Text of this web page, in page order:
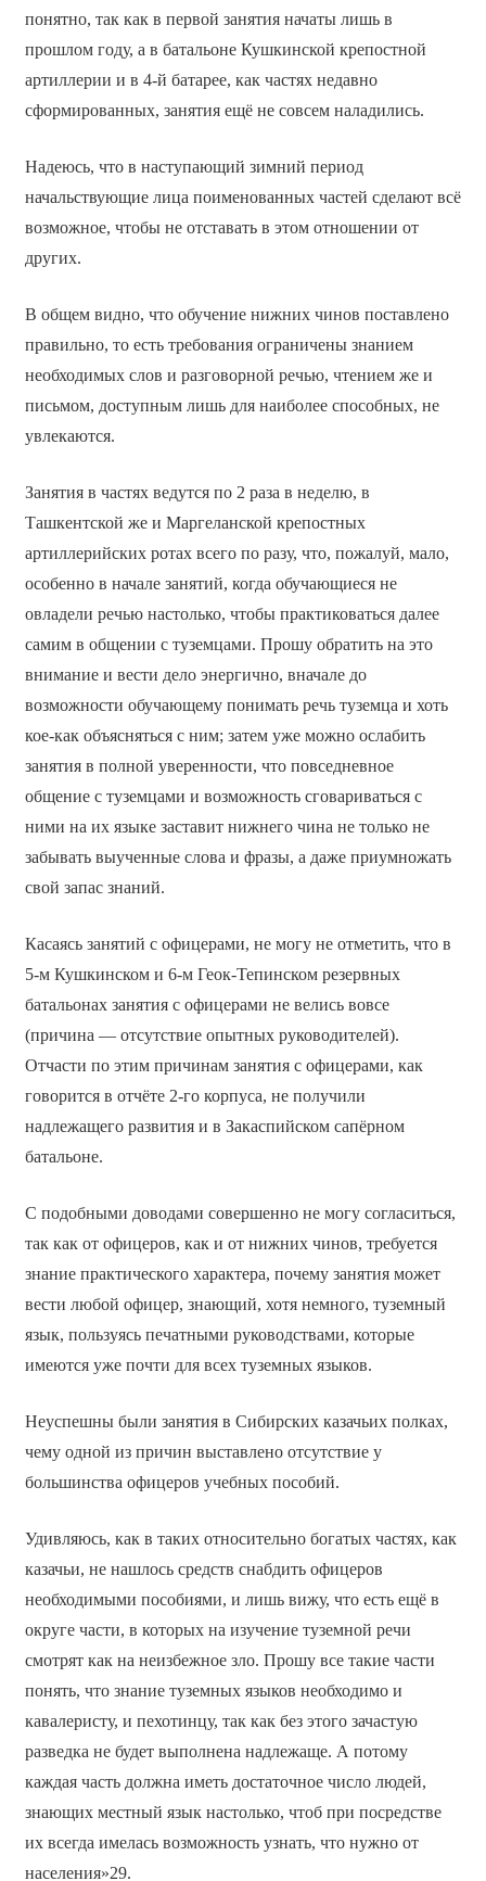
понятно, так как в первой занятия начаты лишь в
прошлом году, а в батальоне Кушкинской крепостной
артиллерии и в 4-й батарее, как частях недавно
сформированных, занятия ещё не совсем наладились.
Надеюсь, что в наступающий зимний период
начальствующие лица поименованных частей сделают всё
возможное, чтобы не отставать в этом отношении от
других.
В общем видно, что обучение нижних чинов поставлено
правильно, то есть требования ограничены знанием
необходимых слов и разговорной речью, чтением же и
письмом, доступным лишь для наиболее способных, не
увлекаются.
Занятия в частях ведутся по 2 раза в неделю, в
Ташкентской же и Маргеланской крепостных
артиллерийских ротах всего по разу, что, пожалуй, мало,
особенно в начале занятий, когда обучающиеся не
овладели речью настолько, чтобы практиковаться далее
самим в общении с туземцами. Прошу обратить на это
внимание и вести дело энергично, вначале до
возможности обучающему понимать речь туземца и хоть
кое-как объясняться с ним; затем уже можно ослабить
занятия в полной уверенности, что повседневное
общение с туземцами и возможность сговариваться с
ними на их языке заставит нижнего чина не только не
забывать выученные слова и фразы, а даже приумножать
свой запас знаний.
Касаясь занятий с офицерами, не могу не отметить, что в
5-м Кушкинском и 6-м Геок-Тепинском резервных
батальонах занятия с офицерами не велись вовсе
(причина — отсутствие опытных руководителей).
Отчасти по этим причинам занятия с офицерами, как
говорится в отчёте 2-го корпуса, не получили
надлежащего развития и в Закаспийском сапёрном
батальоне.
С подобными доводами совершенно не могу согласиться,
так как от офицеров, как и от нижних чинов, требуется
знание практического характера, почему занятия может
вести любой офицер, знающий, хотя немного, туземный
язык, пользуясь печатными руководствами, которые
имеются уже почти для всех туземных языков.
Неуспешны были занятия в Сибирских казачьих полках,
чему одной из причин выставлено отсутствие у
большинства офицеров учебных пособий.
Удивляюсь, как в таких относительно богатых частях, как
казачьи, не нашлось средств снабдить офицеров
необходимыми пособиями, и лишь вижу, что есть ещё в
округе части, в которых на изучение туземной речи
смотрят как на неизбежное зло. Прошу все такие части
понять, что знание туземных языков необходимо и
кавалеристу, и пехотинцу, так как без этого зачастую
разведка не будет выполнена надлежаще. А потому
каждая часть должна иметь достаточное число людей,
знающих местный язык настолько, чтоб при посредстве
их всегда имелась возможность узнать, что нужно от
населения»29.